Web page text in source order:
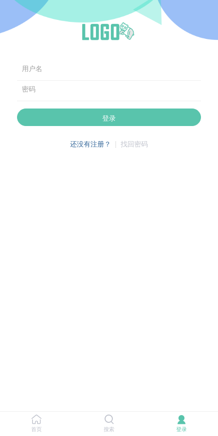
用户名
密码
登录
还没有注册？ | 找回密码
首页 搜索 登录